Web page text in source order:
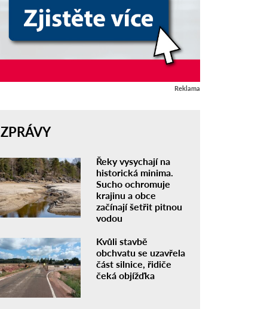
Reklama
ZPRÁVY
Řeky vysychají na
historická minima.
Sucho ochromuje
krajinu a obce
začínají šetřit pitnou
vodou
Kvůli stavbě
obchvatu se uzavřela
část silnice, řidiče
čeká objížďka